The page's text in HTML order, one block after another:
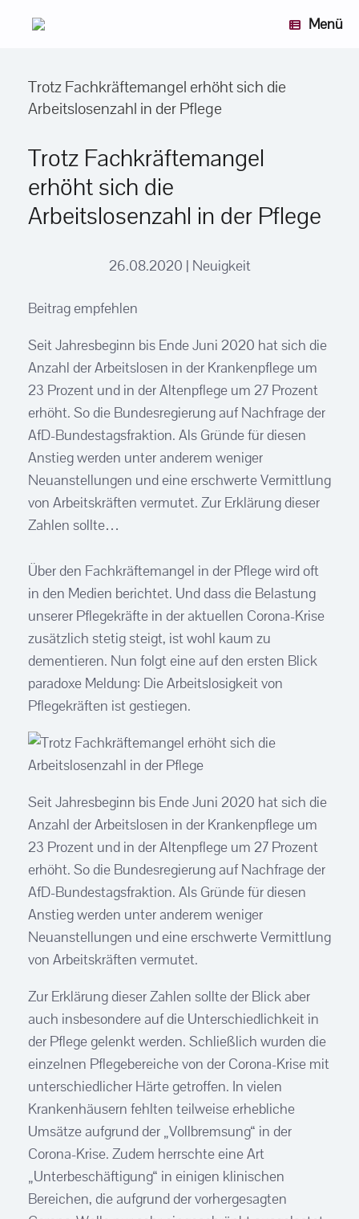
Menü
Trotz Fachkräftemangel erhöht sich die
Arbeitslosenzahl in der Pflege
Trotz Fachkräftemangel
erhöht sich die
Arbeitslosenzahl in der Pflege
26.08.2020 | Neuigkeit
Beitrag empfehlen
Seit Jahresbeginn bis Ende Juni 2020 hat sich die
Anzahl der Arbeitslosen in der Krankenpflege um
23 Prozent und in der Altenpflege um 27 Prozent
erhöht. So die Bundesregierung auf Nachfrage der
AfD-Bundestagsfraktion. Als Gründe für diesen
Anstieg werden unter anderem weniger
Neuanstellungen und eine erschwerte Vermittlung
von Arbeitskräften vermutet. Zur Erklärung dieser
Zahlen sollte…
Über den Fachkräftemangel in der Pflege wird oft
in den Medien berichtet. Und dass die Belastung
unserer Pflegekräfte in der aktuellen Corona-Krise
zusätzlich stetig steigt, ist wohl kaum zu
dementieren. Nun folgt eine auf den ersten Blick
paradoxe Meldung: Die Arbeitslosigkeit von
Pflegekräften ist gestiegen.
Seit Jahresbeginn bis Ende Juni 2020 hat sich die
Anzahl der Arbeitslosen in der Krankenpflege um
23 Prozent und in der Altenpflege um 27 Prozent
erhöht. So die Bundesregierung auf Nachfrage der
AfD-Bundestagsfraktion. Als Gründe für diesen
Anstieg werden unter anderem weniger
Neuanstellungen und eine erschwerte Vermittlung
von Arbeitskräften vermutet.
Zur Erklärung dieser Zahlen sollte der Blick aber
auch insbesondere auf die Unterschiedlichkeit in
der Pflege gelenkt werden. Schließlich wurden die
einzelnen Pflegebereiche von der Corona-Krise mit
unterschiedlicher Härte getroffen. In vielen
Krankenhäusern fehlten teilweise erhebliche
Umsätze aufgrund der „Vollbremsung“ in der
Corona-Krise. Zudem herrschte eine Art
„Unterbeschäftigung“ in einigen klinischen
Bereichen, die aufgrund der vorhergesagten